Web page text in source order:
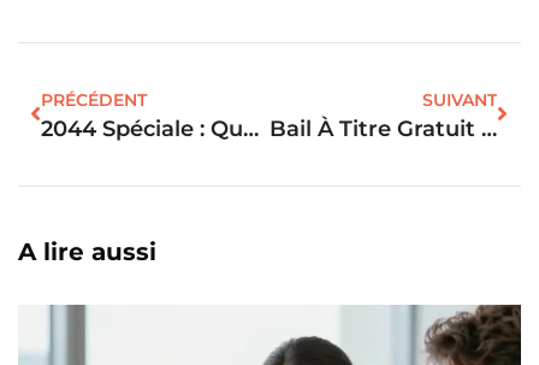
PRÉCÉDENT
2044 Spéciale : Quelle Différence Avec La Déclaration 2044 Classique ?
SUIVANT
Bail À Titre Gratuit : Les Règles Incontournables Pour Un Logement Sans Risque
A lire aussi